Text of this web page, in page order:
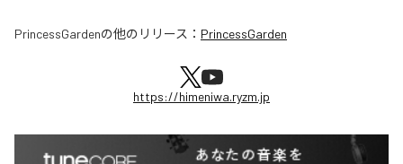
PrincessGardenの他のリリース： PrincessGarden
https://himeniwa.ryzm.jp